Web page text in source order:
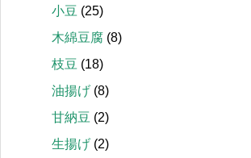
小豆 (25)
木綿豆腐 (8)
枝豆 (18)
油揚げ (8)
甘納豆 (2)
生揚げ (2)